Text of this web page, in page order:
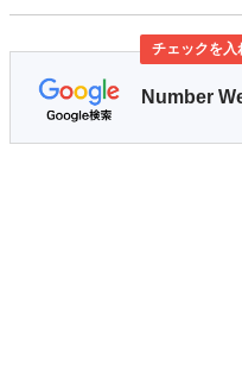
チェックを入
Number